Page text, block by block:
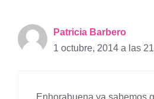
Patricia Barbero
1 octubre, 2014 a las
Enhorabuena ya sabemos